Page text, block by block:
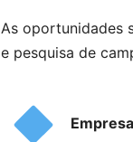
As oportunidades
e pesquisa de